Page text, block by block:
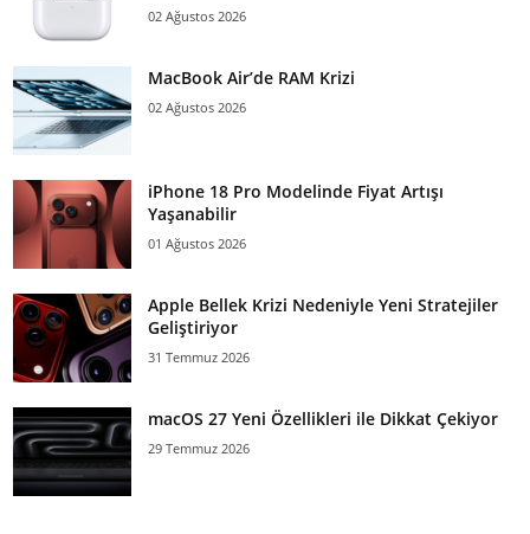
02 Ağustos 2026
MacBook Air’de RAM Krizi
02 Ağustos 2026
iPhone 18 Pro Modelinde Fiyat Artışı
Yaşanabilir
01 Ağustos 2026
Apple Bellek Krizi Nedeniyle Yeni Stratejiler
Geliştiriyor
31 Temmuz 2026
macOS 27 Yeni Özellikleri ile Dikkat Çekiyor
29 Temmuz 2026